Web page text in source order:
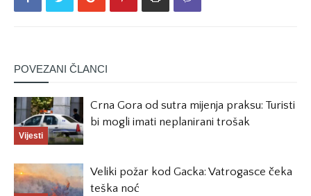
POVEZANI ČLANCI
Vijesti
Crna Gora od sutra mijenja praksu: Turisti
bi mogli imati neplanirani trošak
Veliki požar kod Gacka: Vatrogasce čeka
teška noć